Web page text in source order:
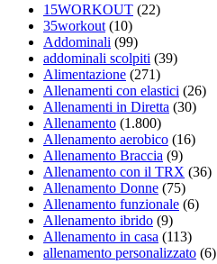
15WORKOUT (22)
35workout (10)
Addominali (99)
addominali scolpiti (39)
Alimentazione (271)
Allenamenti con elastici (26)
Allenamenti in Diretta (30)
Allenamento (1.800)
Allenamento aerobico (16)
Allenamento Braccia (9)
Allenamento con il TRX (36)
Allenamento Donne (75)
Allenamento funzionale (6)
Allenamento ibrido (9)
Allenamento in casa (113)
allenamento personalizzato (6)